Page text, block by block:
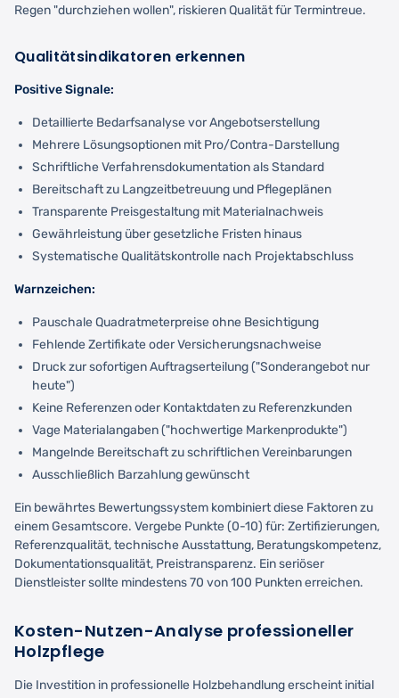
Regen "durchziehen wollen", riskieren Qualität für Termintreue.
Qualitätsindikatoren erkennen
Positive Signale:
Detaillierte Bedarfsanalyse vor Angebotserstellung
Mehrere Lösungsoptionen mit Pro/Contra-Darstellung
Schriftliche Verfahrensdokumentation als Standard
Bereitschaft zu Langzeitbetreuung und Pflegeplänen
Transparente Preisgestaltung mit Materialnachweis
Gewährleistung über gesetzliche Fristen hinaus
Systematische Qualitätskontrolle nach Projektabschluss
Warnzeichen:
Pauschale Quadratmeterpreise ohne Besichtigung
Fehlende Zertifikate oder Versicherungsnachweise
Druck zur sofortigen Auftragserteilung ("Sonderangebot nur
heute")
Keine Referenzen oder Kontaktdaten zu Referenzkunden
Vage Materialangaben ("hochwertige Markenprodukte")
Mangelnde Bereitschaft zu schriftlichen Vereinbarungen
Ausschließlich Barzahlung gewünscht
Ein bewährtes Bewertungssystem kombiniert diese Faktoren zu
einem Gesamtscore. Vergebe Punkte (0-10) für: Zertifizierungen,
Referenzqualität, technische Ausstattung, Beratungskompetenz,
Dokumentationsqualität, Preistransparenz. Ein seriöser
Dienstleister sollte mindestens 70 von 100 Punkten erreichen.
Kosten-Nutzen-Analyse professioneller
Holzpflege
Die Investition in professionelle Holzbehandlung erscheint initial